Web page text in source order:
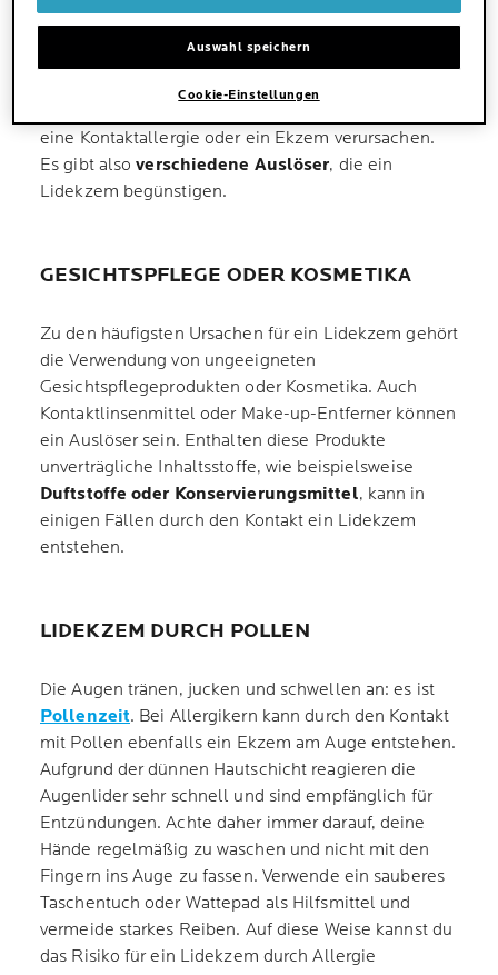
empfindlicher Hautoder bestehenden Allergien
kann genau dieser Reiz genügen, um Entzündungen
auszulösen. Oft können bereits kleine Mengen von
eine Kontaktallergie oder ein Ekzem verursachen.
Es gibt alsoverschiedene Auslöser, die ein
Lidekzem begünstigen.
GESICHTSPFLEGE ODER KOSMETIKA
Zu den häufigsten Ursachen für ein Lidekzem gehört
die Verwendung von ungeeigneten
Gesichtspflegeprodukten oder Kosmetika. Auch
Kontaktlinsenmittel oder Make-up-Entferner können
ein Auslöser sein. Enthalten diese Produkte
unverträgliche Inhaltsstoffe, wie beispielsweise
Duftstoffe oder Konservierungsmittel, kann in
einigen Fällen durch den Kontakt ein Lidekzem
entstehen.
LIDEKZEM DURCH POLLEN
Die Augen tränen, jucken und schwellen an: es ist
Pollenzeit. Bei Allergikern kann durch den Kontakt
mit Pollen ebenfalls ein Ekzem am Auge entstehen.
Aufgrund der dünnen Hautschicht reagieren die
Augenlider sehr schnell und sind empfänglich für
Entzündungen. Achte daher immer darauf, deine
Hände regelmäßig zu waschen und nicht mit den
Fingern ins Auge zu fassen. Verwende ein sauberes
Taschentuch oder Wattepad als Hilfsmittel und
vermeide starkes Reiben. Auf diese Weise kannst du
das Risiko für ein Lidekzem durch Allergie
Auswahl speichern
Cookie-Einstellungen